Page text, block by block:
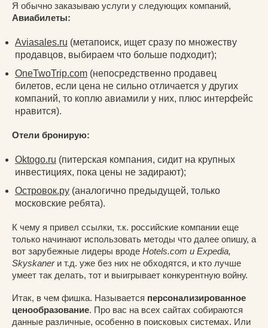
Я обычно заказываю услуги у следующих компаний,
Авиабилеты:
Aviasales.ru (метапоиск, ищет сразу по множеству
продавцов, выбираем что больше подходит);
OneTwoTrip.com (непосредственно продавец
билетов, если цена не сильно отличается у других
компаний, то коплю авиамили у них, плюс интерфейс
нравится).
Отели бронирую:
Oktogo.ru (питерская компания, сидит на крупных
инвестициях, пока цены не задирают);
Островок.ру (аналогично предыдущей, только
московские ребята).
К чему я привел ссылки, т.к. российские компании еще
только начинают использовать методы что далее опишу, а
вот зарубежные лидеры вроде Hotels.com и Expedia,
Skyskanerи т.д. уже без них не обходятся, и кто лучше
умеет так делать, тот и выигрывает конкурентную войну.
Итак, в чем фишка. Называется персонализированное
ценообразование. Про вас на всех сайтах собираются
данные различные, особенно в поисковых системах. Или